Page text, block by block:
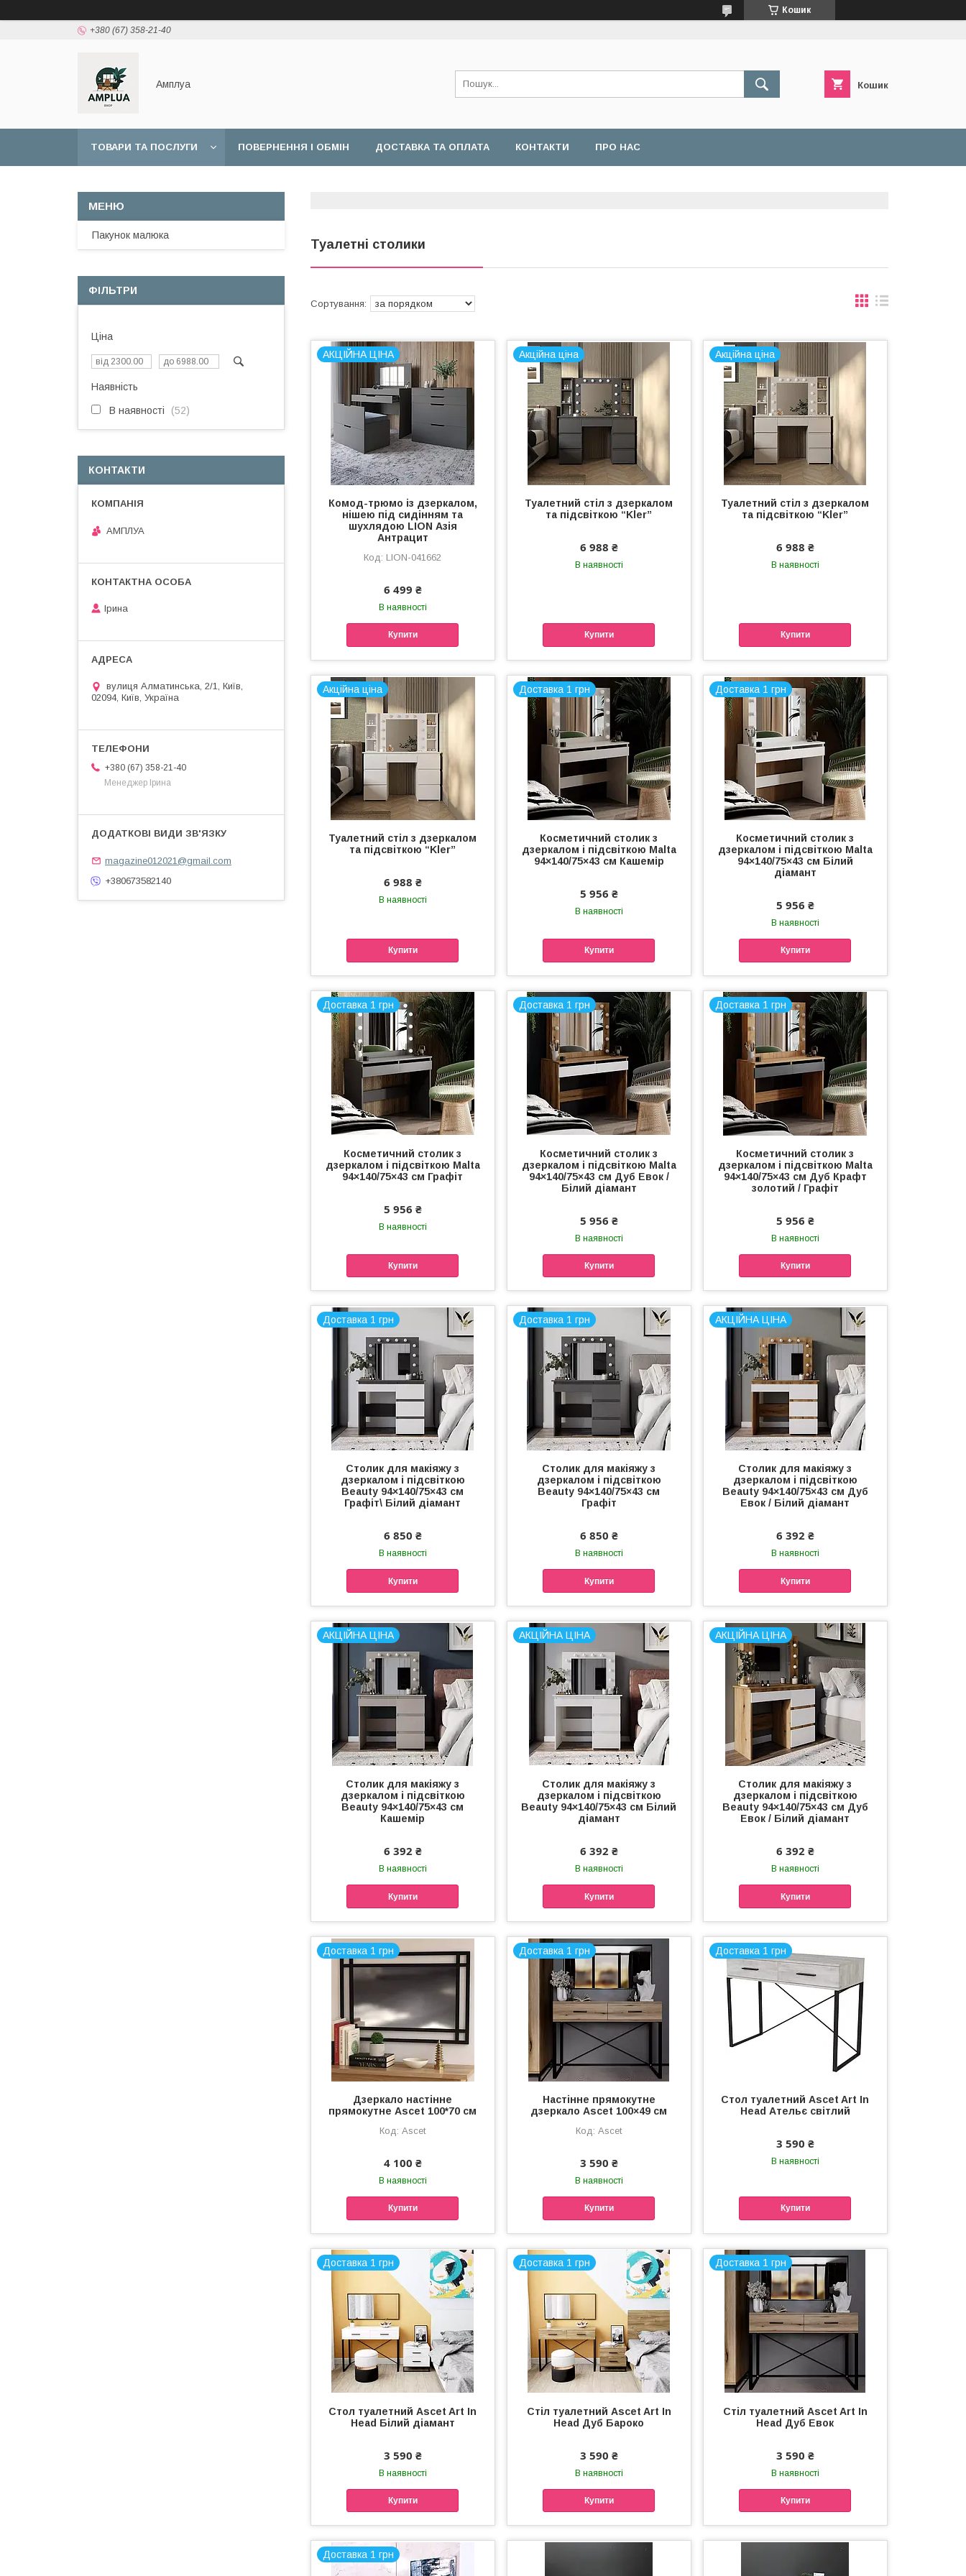
Кошик
+380 (67) 358-21-40
Амплуа Кошик
ТОВАРИ ТА ПОСЛУГИ ПОВЕРНЕННЯ І ОБМІН ДОСТАВКА ТА ОПЛАТА КОНТАКТИ ПРО НАС
Туалетні столики
АКЦІЙНА ЦІНА
Комод-трюмо із дзеркалом,
нішею під сидінням та
шухлядою LION Азія
Антрацит
LION-041662
6 499 ₴
В наявності
Купити
Акційна ціна
Туалетний стіл з дзеркалом
та підсвіткою “Kler”
6 988 ₴
В наявності
Купити
Акційна ціна
Туалетний стіл з дзеркалом
та підсвіткою “Kler”
6 988 ₴
В наявності
Купити
Акційна ціна
Туалетний стіл з дзеркалом
та підсвіткою “Kler”
6 988 ₴
В наявності
Купити
Доставка 1 грн
Косметичний столик з
дзеркалом і підсвіткою Malta
94×140/75×43 см Кашемір
5 956 ₴
В наявності
Купити
Доставка 1 грн
Косметичний столик з
дзеркалом і підсвіткою Malta
94×140/75×43 см Білий
діамант
5 956 ₴
В наявності
Купити
Доставка 1 грн
Косметичний столик з
дзеркалом і підсвіткою Malta
94×140/75×43 см Графіт
5 956 ₴
В наявності
Купити
Доставка 1 грн
Косметичний столик з
дзеркалом і підсвіткою Malta
94×140/75×43 см Дуб Евок /
Білий діамант
5 956 ₴
В наявності
Купити
Доставка 1 грн
Косметичний столик з
дзеркалом і підсвіткою Malta
94×140/75×43 см Дуб Крафт
золотий / Графіт
5 956 ₴
В наявності
Купити
Доставка 1 грн
Столик для макіяжу з
дзеркалом і підсвіткою
Beauty 94×140/75×43 см
Графіт\ Білий діамант
6 850 ₴
В наявності
Купити
Доставка 1 грн
Столик для макіяжу з
дзеркалом і підсвіткою
Beauty 94×140/75×43 см
Графіт
6 850 ₴
В наявності
Купити
АКЦІЙНА ЦІНА
Столик для макіяжу з
дзеркалом і підсвіткою
Beauty 94×140/75×43 см Дуб
Евок / Білий діамант
6 392 ₴
В наявності
Купити
АКЦІЙНА ЦІНА
Столик для макіяжу з
дзеркалом і підсвіткою
Beauty 94×140/75×43 см
Кашемір
6 392 ₴
В наявності
Купити
АКЦІЙНА ЦІНА
Столик для макіяжу з
дзеркалом і підсвіткою
Beauty 94×140/75×43 см Білий
діамант
6 392 ₴
В наявності
Купити
АКЦІЙНА ЦІНА
Столик для макіяжу з
дзеркалом і підсвіткою
Beauty 94×140/75×43 см Дуб
Евок / Білий діамант
6 392 ₴
В наявності
Купити
Доставка 1 грн
Дзеркало настінне
прямокутне Ascet 100*70 см
Ascet
4 100 ₴
В наявності
Купити
Доставка 1 грн
Настінне прямокутне
дзеркало Ascet 100×49 см
Ascet
3 590 ₴
В наявності
Купити
Доставка 1 грн
Стол туалетний Ascet Art In
Head Ательє світлий
3 590 ₴
В наявності
Купити
Доставка 1 грн
Стол туалетний Ascet Art In
Head Білий діамант
3 590 ₴
В наявності
Купити
Доставка 1 грн
Стіл туалетний Ascet Art In
Head Дуб Бароко
3 590 ₴
В наявності
Купити
Доставка 1 грн
Стіл туалетний Ascet Art In
Head Дуб Евок
3 590 ₴
В наявності
Купити
Доставка 1 грн
Пакунок малюка
ФІЛЬТРИ
Ціна
Наявність
В наявності 52
КОНТАКТИ
АМПЛУА
Ірина
вулиця Алматинська, 2/1, Київ,
02094, Київ, Україна
+380 (67) 358-21-40
Менеджер Ірина
magazine012021@gmail.com
+380673582140